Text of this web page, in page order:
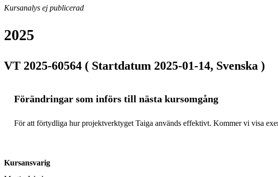
Kursanalys ej publicerad
2025
VT 2025-60564 ( Startdatum 2025-01-14, Svenska )
Förändringar som införs till nästa kursomgång
För att förtydliga hur projektverktyget Taiga används effektivt. Kommer vi visa
Kursansvarig